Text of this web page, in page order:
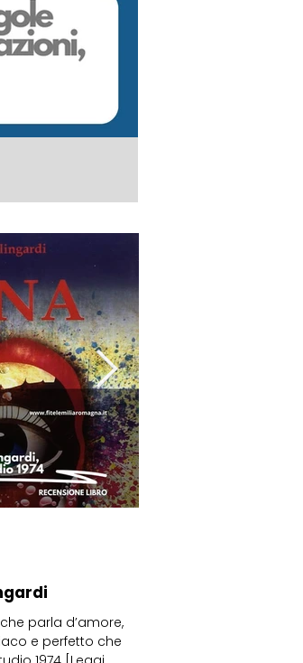
mai non
“pietà
parla d’amore,
e perfetto che